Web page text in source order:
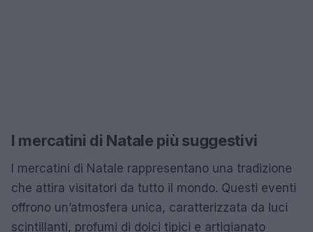
I mercatini di Natale più suggestivi
I mercatini di Natale rappresentano una tradizione
che attira visitatori da tutto il mondo. Questi eventi
offrono un’atmosfera unica, caratterizzata da luci
scintillanti, profumi di dolci tipici e artigianato